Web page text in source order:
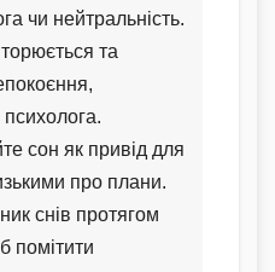
чи нейтральність.
та
психолога.
сон як привід для
про плани.
снів протягом
помітити